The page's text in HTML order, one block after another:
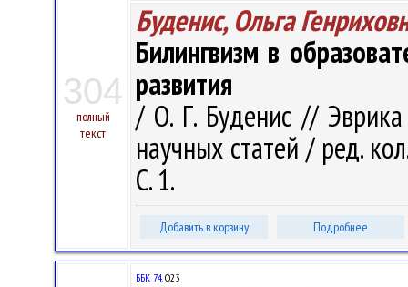
304
полный
текст
Буденис, Ольга
Билингвизм в
развития
/ О. Г. Буденис //
научных статей / ред.
С. 1.
Добавить в корзину Подробнее
ББК 74.О23